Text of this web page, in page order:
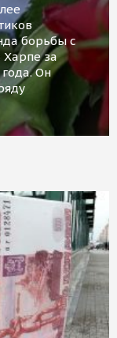
борьбы с
Харпе за
Он